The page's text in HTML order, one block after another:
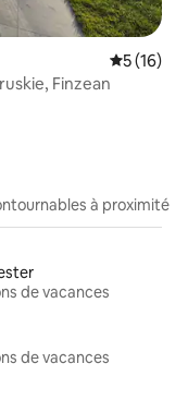
5 (16)
Finzean
à proximité
de vacances
de vacances